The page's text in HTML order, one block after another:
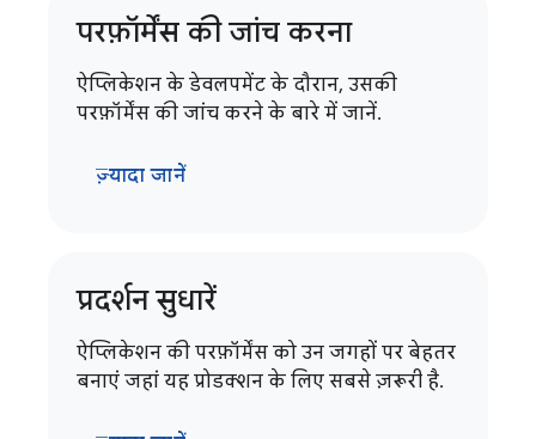
परफ़ॉर्मेंस की जांच करना
ऐप्लिकेशन के डेवलपमेंट के दौरान, उसकी
परफ़ॉर्मेंस की जांच करने के बारे में जानें.
ज़्यादा जानें
प्रदर्शन सुधारें
ऐप्लिकेशन की परफ़ॉर्मेंस को उन जगहों पर बेहतर
बनाएं जहां यह प्रोडक्शन के लिए सबसे ज़रूरी है.